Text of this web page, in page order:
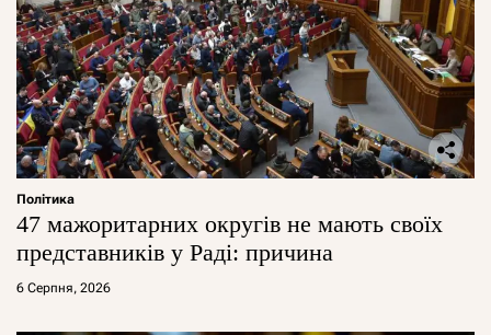
Політика
47 мажоритарних округів не мають своїх
представників у Раді: причина
6 Серпня, 2026